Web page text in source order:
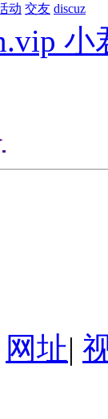
动 交友 discuz
网址|